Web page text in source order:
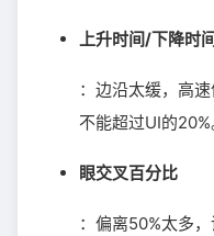
上升时间/下降时
：边沿太缓，高
不能超过UI的20%
眼交叉百分比
：偏离50%太多